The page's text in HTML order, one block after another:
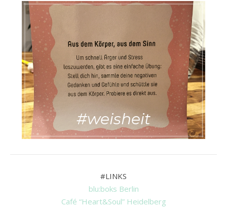
#weisheit
#LINKS
blu:boks Berlin
Café “Heart&Soul” Heidelberg